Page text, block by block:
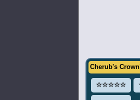
Cherub's
☆☆☆☆☆